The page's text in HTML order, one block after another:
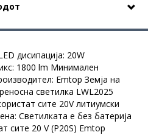
дисипација: 20W
1800 lm Минимален
Emtop Земја на
светилка LWL2025
сите 20V литиумски
Светилката е без батерија
сите 20 V (P20S) Emtop